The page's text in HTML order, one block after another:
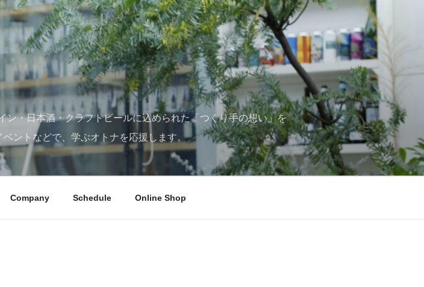
ン・日本酒・クラフトビールに込められた「つくり手の想い」を
ントなどで、学ぶオトナを応援します。
Company Schedule Online Shop